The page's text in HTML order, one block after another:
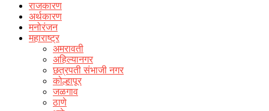
राजकारण
अर्थकारण
मनोरंजन
महाराष्ट्र
अमरावती
अहिल्यानगर
छत्रपती संभाजी नगर
कोल्हापूर
जळगाव
ठाणे